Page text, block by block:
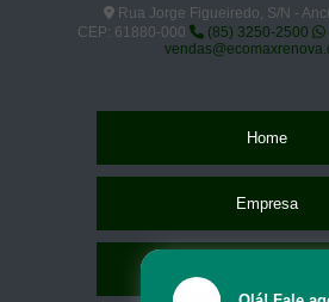
Rua Jorge Figueiredo, S/N -
CEP: 61880-000
(85) 3250-2500
Home
Empresa